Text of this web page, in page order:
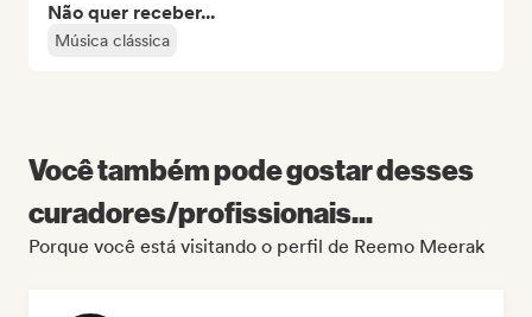
Não quer receber...
Música clássica
Você também pode gostar desses
curadores/profissionais...
Porque você está visitando o perfil de Reemo Meerak